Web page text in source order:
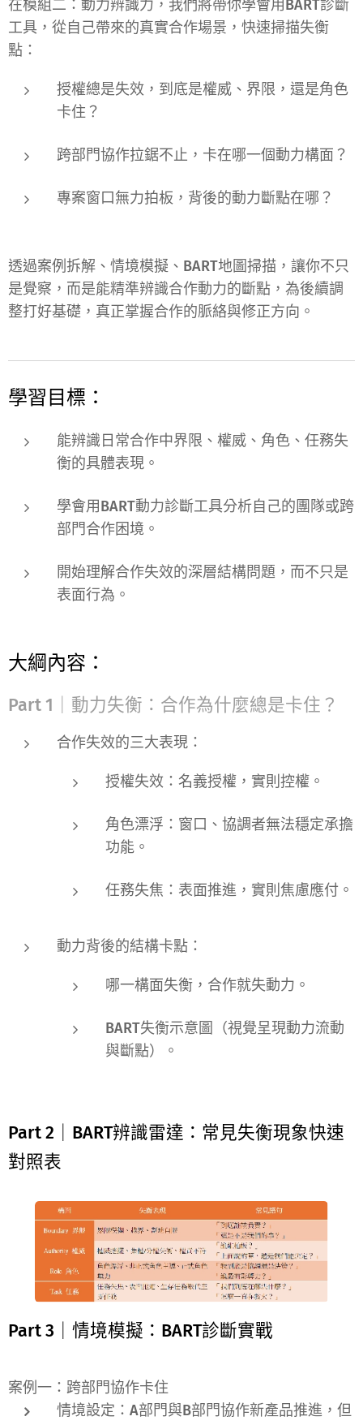
在模組二：動力辨識力 ，我們將帶你學會用BART診斷
工具 ，從自己帶來的真實合作場景 ，快速掃描失衡
點：
授權總是失效，到底是權威、界限，還是角色
卡住？
跨部門協作拉鋸不止，卡在哪一個動力構面？
專案窗口無力拍板，背後的動力斷點在哪？
透過案例拆解、情境模擬、BART地圖掃描 ，讓你不只
是覺察，而是能精準辨識合作動力的斷點 ，為後續調
整打好基礎，真正掌握合作的脈絡與修正方向。
學習目標：
能辨識日常合作中界限、權威、角色、任務失
衡的具體表現。
學會用BART動力診斷工具分析自己的團隊或跨
部門合作困境。
開始理解合作失效的深層結構問題 ，而不只是
表面行為。
大綱內容：
Part 1｜動力失衡：合作為什麼總是卡住？
合作失效的三大表現：
授權失效 ：名義授權，實則控權。
角色漂浮 ：窗口、協調者無法穩定承擔
功能。
任務失焦 ：表面推進，實則焦慮應付。
動力背後的結構卡點：
哪一構面失衡，合作就失動力。
BART失衡示意圖
（視覺呈現動力流動
與斷點）。
Part 2｜BART辨識雷達：常見失衡現象快速
對照表
Part 3｜情境模擬：BART診斷實戰
案例一：跨部門協作卡住
情境設定：A部門與B部門協作新產品推進，但